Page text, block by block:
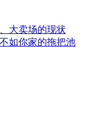
大卖场的现状
如你家的拖把池‌